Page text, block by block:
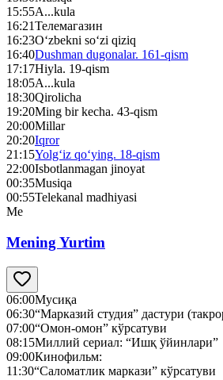
15:55A...kula
16:21Телемагазин
16:23O‘zbekni so‘zi qiziq
16:40Dushman dugonalar. 161-qism
17:17Hiyla. 19-qism
18:05A...kula
18:30Qirolicha
19:20Ming bir kecha. 43-qism
20:00Millar
20:20Iqror
21:15Yolg‘iz qo‘ying. 18-qism
22:00Isbotlanmagan jinoyat
00:35Musiqa
00:55Telekanal madhiyasi
Me
Mening Yurtim
06:00Мусиқа
06:30“Марказий студия” дастури
07:00“Омон-омон” кўрсатуви
08:15Миллий сериал: “Ишқ ўйинлари”
09:00Кинофильм:
11:30“Саломатлик маркази” кўрсатуви